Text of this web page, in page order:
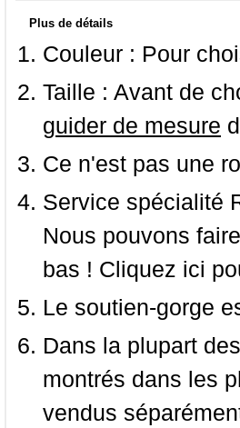
Plus de détails
Couleur : Pour
Taille : Avant de
guider de mesure
Ce n'est pas une
Service spécialité
Nous pouvons
bas ! Cliquez ici
Le soutien-gorge
Dans la plupart
montrés dans les
vendus